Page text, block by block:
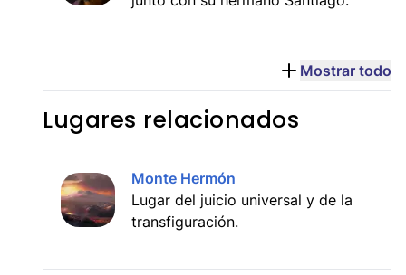
Mostrar todo
Lugares relacionados
Monte Hermón
Lugar del juicio universal y de la
transfiguración.